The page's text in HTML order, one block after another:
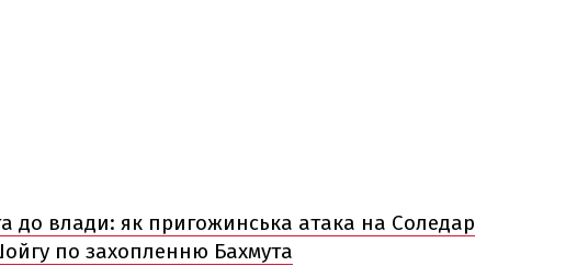
до влади: як пригожинська атака на Соледар
по захопленню Бахмута